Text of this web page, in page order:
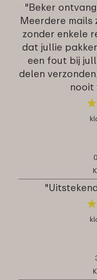
"Beker
Meerdere mails
zonder enkele
dat jullie
een fout bij
delen
nooit
★
★
★
★